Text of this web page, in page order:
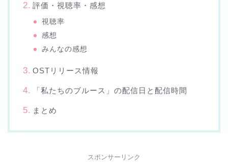
評価・視聴率・感想
視聴率
感想
みんなの感想
OSTリリース情報
「私たちのブルース」の配信日と配信時間
まとめ
スポンサーリンク